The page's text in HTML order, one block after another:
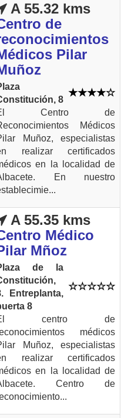
A 55.32 kms
de
Pilar
8
Centro de
Médicos
Muñoz, especialistas
realizar certificados
en la localidad de
En nuestro
A 55.35 kms
Médico
Mñoz
de la
Entreplanta,
8
centro de
médicos
Muñoz, especialistas
realizar certificados
en la localidad de
Centro de